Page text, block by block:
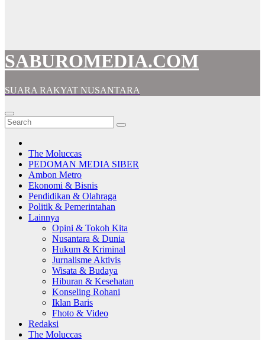
SABUROMEDIA.COM
SUARA RAKYAT NUSANTARA
The Moluccas
PEDOMAN MEDIA SIBER
Ambon Metro
Ekonomi & Bisnis
Pendidikan & Olahraga
Politik & Pemerintahan
Lainnya
Opini & Tokoh Kita
Nusantara & Dunia
Hukum & Kriminal
Jurnalisme Aktivis
Wisata & Budaya
Hiburan & Kesehatan
Konseling Rohani
Iklan Baris
Fhoto & Video
Redaksi
The Moluccas